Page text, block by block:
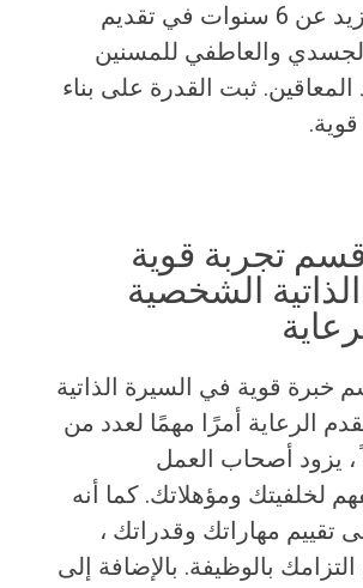
بخبرة تزيد عن 6 سنوات في تقديم
والعاطفي للمسنين
المعاقين. ثبت القدرة على بناء
قسم تجربة قوية
الشخصية
خبرة قوية في السيرة الذاتية
الرعاية أمرًا مهمًا لعدد من
، يزود أصحاب العمل
لخلفيتك ومؤهلاتك. كما أنه
تقييم مهاراتك وقدراتك ،
التزامك بالوظيفة. بالإضافة إلى